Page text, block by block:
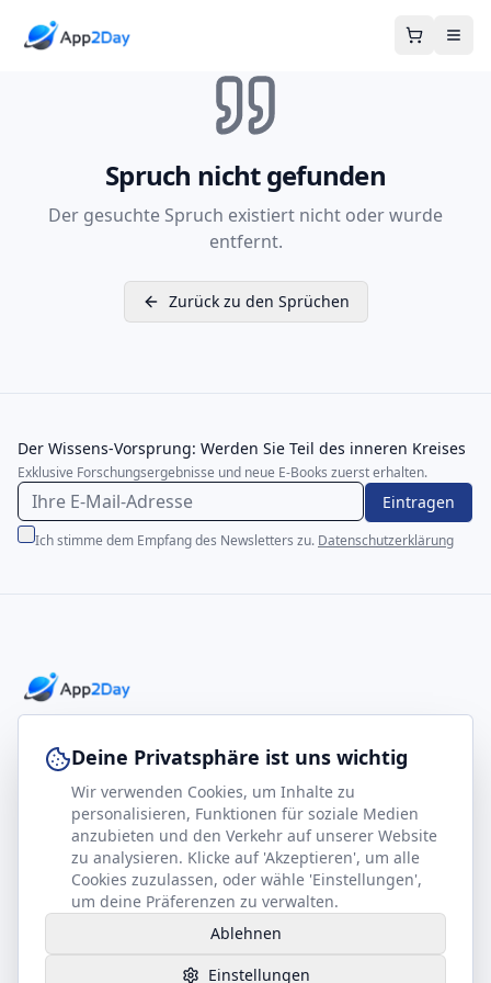
Spruch nicht gefunden
Der gesuchte Spruch existiert nicht oder wurde
entfernt.
Zurück zu den Sprüchen
Der Wissens-Vorsprung: Werden Sie Teil des inneren Kreises
Exklusive Forschungsergebnisse und neue E-Books zuerst erhalten.
Eintragen
Ich stimme dem Empfang des Newsletters zu. Datenschutzerklärung
footer.company
Kontakt
Partner werden
Gesundheits-Kompass
Rechtliches
Impressum
Datenschutz
AGB
Deine Privatsphäre ist uns wichtig
Wir verwenden Cookies, um Inhalte zu
personalisieren, Funktionen für soziale Medien
anzubieten und den Verkehr auf unserer Website
zu analysieren. Klicke auf 'Akzeptieren', um alle
Cookies zuzulassen, oder wähle 'Einstellungen',
um deine Präferenzen zu verwalten.
Ablehnen
Einstellungen
Hilfe benötigt?